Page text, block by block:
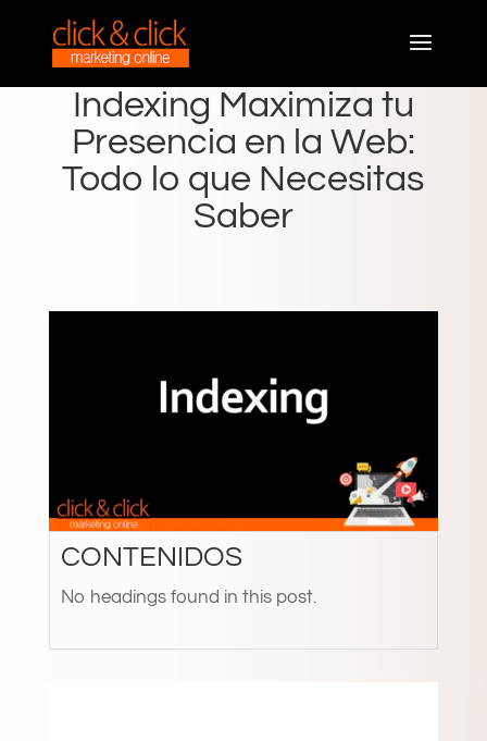
Indexing Maximiza tu
Presencia en la Web:
Todo lo que Necesitas
Saber
CONTENIDOS
No headings found in this post.